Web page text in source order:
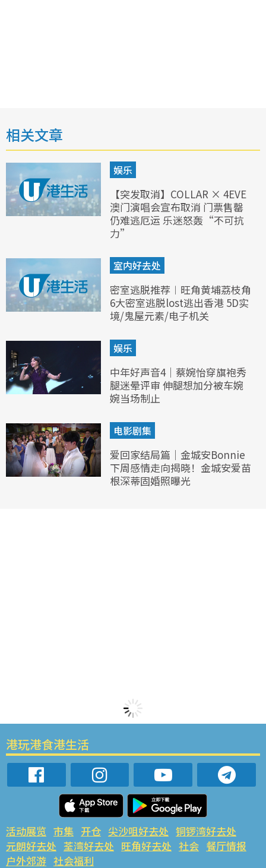
相关文章
娱乐
【突发取消】COLLAR × 4EVE
澳门演唱会宣布取消 门票售罄
仍难逃厄运 乐迷怒轰“不可抗
力”
室内好去处
密室逃脱推荐︱旺角黄埔荔枝角
6大密室逃脱lost逃出香港 5D实
境/鬼屋元素/电子机关
娱乐
中年好声音4｜蔡婉怡穿旗袍秀
腿迷晕评审 伸腿想加分被车婉
婉当场制止
电影剧集
爱回家结局篇｜金城安Bonnie
下周感情走向揭晓！金城安爱苗
根深蒂固婚照曝光
港玩港食港生活
活动展览 市集 开仓 尖沙咀好去处 铜锣湾好去处
元朗好去处 荃湾好去处 旺角好去处 社会 餐厅情报
户外郊游 社会福利